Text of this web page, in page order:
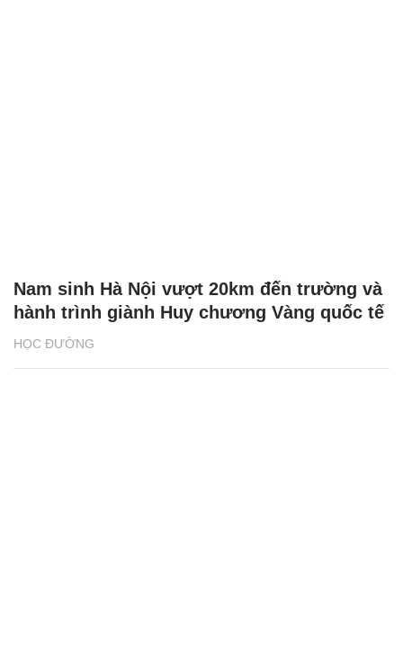
HỌC ĐƯỜNG
Nam sinh Hà Nội vượt 20km đến trường và
hành trình giành Huy chương Vàng quốc tế